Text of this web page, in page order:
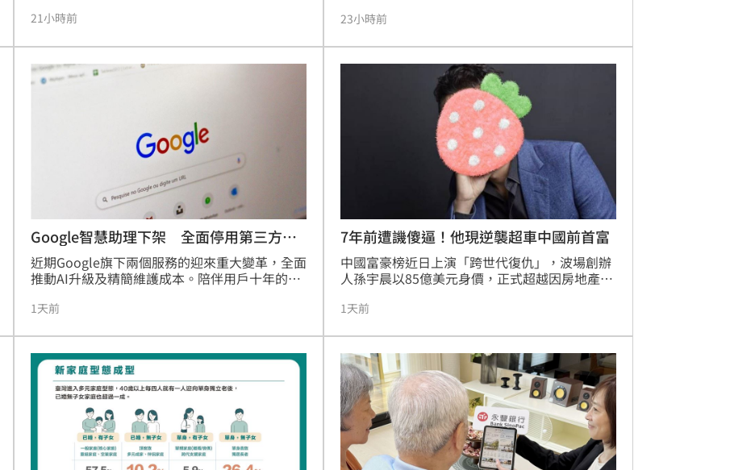
體驗亦表現強勁。迪士尼正全面啟動「One
影、Disney+、授權商品與樂園體驗進行技術與
數據整合，打造強大的「IP飛輪」效應。透過如
《玩具總動員》等熱門IP，迪士尼成功建立深層
21小時前
推升記憶體價格，遭長鑫拒絕降價。長鑫憑藉中
星、SK海力士相當。受記憶體成本飆升影響，市
場預測iPhone 18 Pro售價恐漲至1299美元，摺
疊機更可能突破2000美元大關，成為史上最貴
iPhone。此價格調整反映全球記憶體供需失衡，
恐進一步推高蘋果全系列產品定價，引發市場高
23小時前
Google智慧助理下架 全面停用第三方信
箱
近期Google旗下兩個服務的迎來重大變革，全面
推動AI升級及精簡維護成本。陪伴用戶十年的
止對第三方電子郵件信箱支援。
1天前
7年前遭譏傻逼！他現逆襲超車中國前首富
中國富豪榜近日上演「跨世代復仇」，波場創辦
人孫宇晨以85億美元身價，正式超越因房地產債
林。此事件引發熱議，主因是7年前孫宇晨曾遭
富反超被網友視為時代更迭的象徵。孫宇晨於社
群平台發文表示，對名次反轉感到警醒，強調
「傲慢是最先被清算的資產」，展現出從過往高
調反擊轉為謙遜的態度。對比王健林昔日作為房
地產大亨的巔峰時期，如今資產大幅萎縮，孫宇
晨的崛起不僅是個人財富的增長，更凸顯了加密
貨幣產業對抗傳統地產權貴的世代交替趨勢，成
為中國富人圈近期最受關注的焦點話題。
1天前